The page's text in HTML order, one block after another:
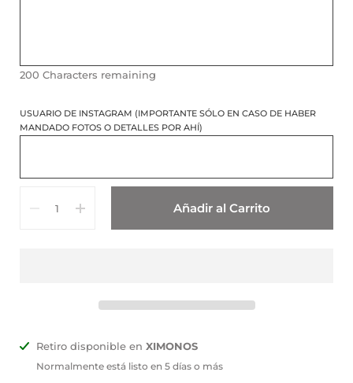
200 Characters remaining
USUARIO DE INSTAGRAM (IMPORTANTE SÓLO EN CASO DE HABER
MANDADO FOTOS O DETALLES POR AHÍ)
Añadir al Carrito
Retiro disponible en XIMONOS
Normalmente está listo en 5 días o más